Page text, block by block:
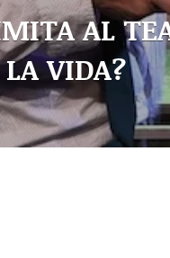
AL
VIDA?